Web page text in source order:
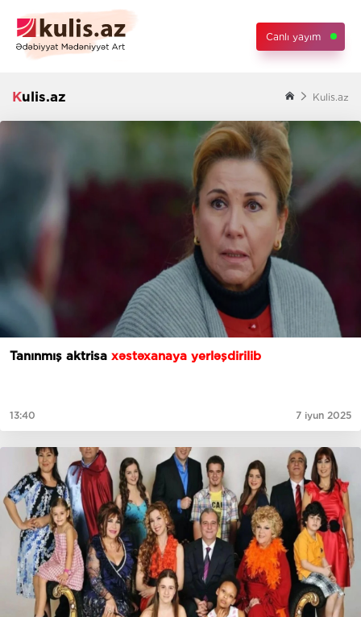
Canlı yayım
Kulis.az Kulis.az
Tanınmış aktrisa xəstəxanaya yerləşdirilib
13:40 7 iyun 2025